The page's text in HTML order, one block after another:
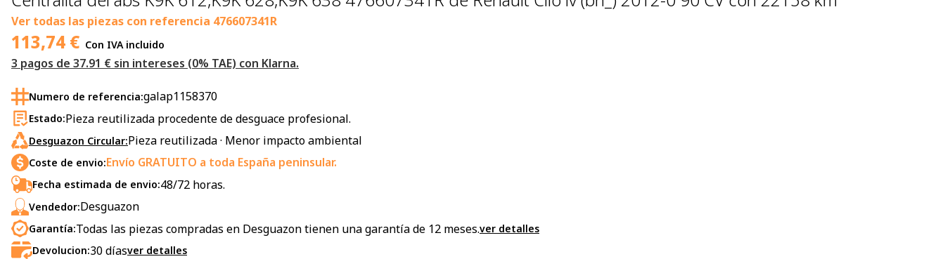
Ver todas las piezas con referencia 476607341R
113,74 € Con IVA incluido
3 pagos de 37.91 € sin intereses (0% TAE) con Klarna.
Numero de referencia:galap1158370
Estado:Pieza reutilizada procedente de desguace profesional.
Desguazon Circular:Pieza reutilizada · Menor impacto ambiental
Coste de envio:Envío GRATUITO a toda España peninsular.
Fecha estimada de envio:48/72 horas.
Vendedor:Desguazon
Garantía:Todas las piezas compradas en Desguazon tienen una garantía de 12 meses.ver detalles
Devolucion:30díasver detalles